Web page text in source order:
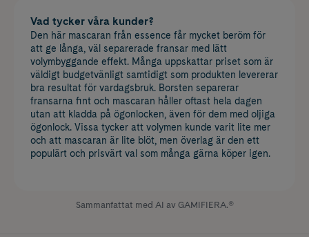
Vad tycker våra kunder?
Den här mascaran från essence får mycket beröm för
att ge långa, väl separerade fransar med lätt
volymbyggande effekt. Många uppskattar priset som är
väldigt budgetvänligt samtidigt som produkten levererar
bra resultat för vardagsbruk. Borsten separerar
fransarna fint och mascaran håller oftast hela dagen
utan att kladda på ögonlocken, även för dem med oljiga
ögonlock. Vissa tycker att volymen kunde varit lite mer
och att mascaran är lite blöt, men överlag är den ett
populärt och prisvärt val som många gärna köper igen.
Sammanfattat med AI av GAMIFIERA.®